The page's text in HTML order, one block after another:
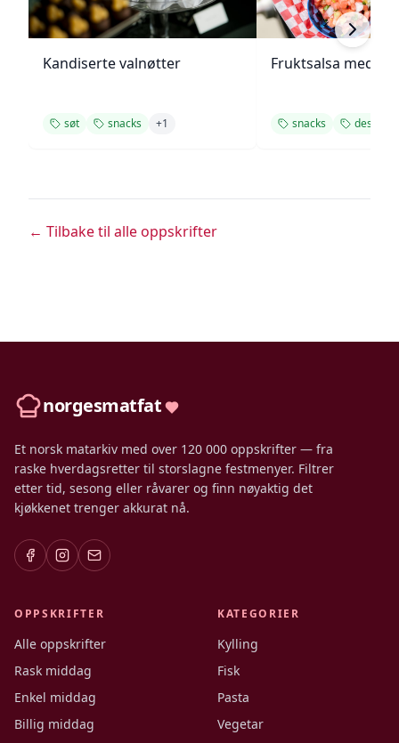
Kandiserte valnøtter
søt snacks +1
Fruktsalsa med
snacks dessert
← Tilbake til alle oppskrifter
norgesmatfat
Et norsk matarkiv med over 120 000 oppskrifter — fra
raske hverdagsretter til storslagne festmenyer. Filtrer
etter tid, sesong eller råvarer og finn nøyaktig det
kjøkkenet trenger akkurat nå.
OPPSKRIFTER
Alle oppskrifter
Rask middag
Enkel middag
Billig middag
KATEGORIER
Kylling
Fisk
Pasta
Vegetar